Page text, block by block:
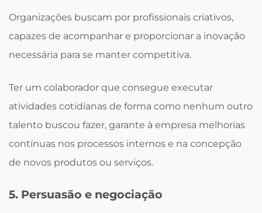
Organizações buscam por profissionais criativos,
capazes de acompanhar e proporcionar a inovação
necessária para se manter competitiva.
Ter um colaborador que consegue executar
atividades cotidianas de forma como nenhum outro
talento buscou fazer, garante à empresa melhorias
contínuas nos processos internos e na concepção
de novos produtos ou serviços.
5. Persuasão e negociação